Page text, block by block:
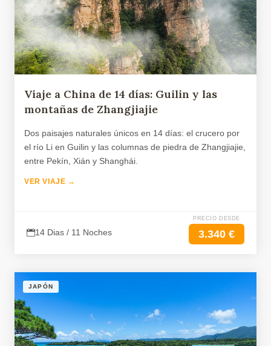
Viaje a China de 14 días: Guilin y las
montañas de Zhangjiajie
Dos paisajes naturales únicos en 14 días: el crucero por
el río Li en Guilin y las columnas de piedra de Zhangjiajie,
entre Pekín, Xián y Shanghái.
VER VIAJE →
14 Dias / 11 Noches
PRECIO DESDE
3.340 €
JAPÓN